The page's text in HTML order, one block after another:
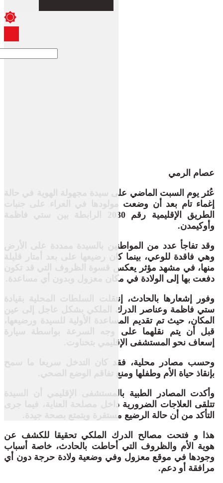
عصام الرمي
عُثر يوم السبت الماضي على سيدة مجهولة الهوية في حالة
إغماء تام بعد أن وضعت مولودها في العراء على جنبات
وأوكيمدن.
وقد تفاجأ عدد من المواطنين بالسيدة ممددة على الأرض
وهي فاقدة للوعي، بينما كان رضيعها على بعد أمتار قليلة
منها، في مشهد مؤثر يعكس قسوة الظروف التي قد تكون
دفعت بها إلى الولادة في مكان معزول وبدون أي مساعدة.
وفور إشعارها بالحادث، إنتقلت السلطات المحلية بقيادة
ستي فاظمة وعناصر الدرك الملكي بشكل عاجل إلى عين
المكان، حيث تم تقديم المساعدة الأولية للسيدة ورضيعها،
قبل أن يتم نقلهما على وجه السرعة بواسطة سيارة
إسعاف نحو المستشفى الإقليمي بتحناوت.
وحسب مصادر محلية، فقد كان التدخل سريعا ما سمح
بإنقاذ حياة الأم وطفلها ومنع تفاقم الوضع الصحي.
وأكدت المصادر الطبية بالمستشفى الإقليمي أن السيدة
تتلقى العلاجات الضرورية داخل مصلحة العناية، فيما جرى
التأكد من أن حالة الرضيع مستقرة ويتمتع بصحة جيدة.
هذا و فتحت مصالح الدرك الملكي تحقيقا للكشف عن
هوية الأم والظروف التي أحاطت بالحادث، خاصة أسباب
وجودها في موقع معزول وفي وضعية ولادة حرجة دون أي
مرافقة أو دعم.